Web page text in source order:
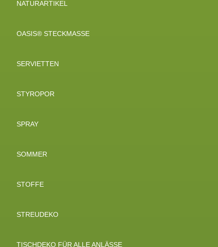
NATURARTIKEL
OASIS® STECKMASSE
SERVIETTEN
STYROPOR
SPRAY
SOMMER
STOFFE
STREUDEKO
TISCHDEKO FÜR ALLE ANLÄSSE